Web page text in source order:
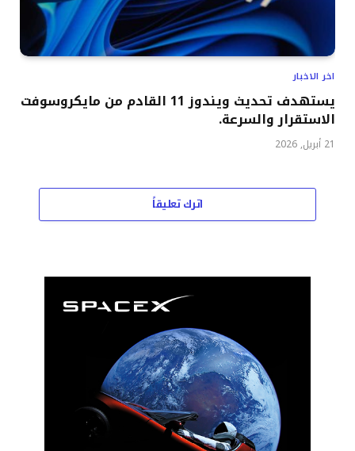
اخر الاخبار
يستهدف تحديث ويندوز 11 القادم من مايكروسوفت
الاستقرار والسرعة.
21 أبريل, 2026
اترك تعليقاً